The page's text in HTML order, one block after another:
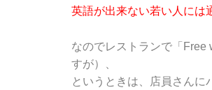
英語が出来ない若い人には
なのでレストランで「
すが）、
というときは、店員さんに